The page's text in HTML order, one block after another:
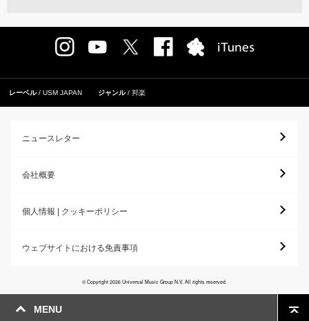
MENU
レーベル USM JAPAN ジャンル 邦楽
ニュースレター
会社概要
個人情報 | クッキーポリシー
ウェブサイトにおける免責事項
© Copyright 2026 Universal Music Group N.V. All rights reserved.